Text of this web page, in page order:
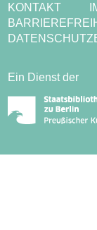
KONTAKT
Ein Dienst der